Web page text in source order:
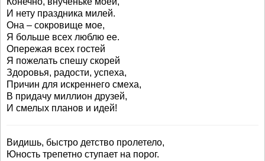
И нету праздника милей.
Она – сокровище мое,
Я больше всех люблю ее.
Опережая всех гостей
Я пожелать спешу скорей
Здоровья, радости, успеха,
Причин для искреннего смеха,
В придачу миллион друзей,
И смелых планов и идей!
Видишь, быстро детство пролетело,
Юность трепетно ступает на порог.